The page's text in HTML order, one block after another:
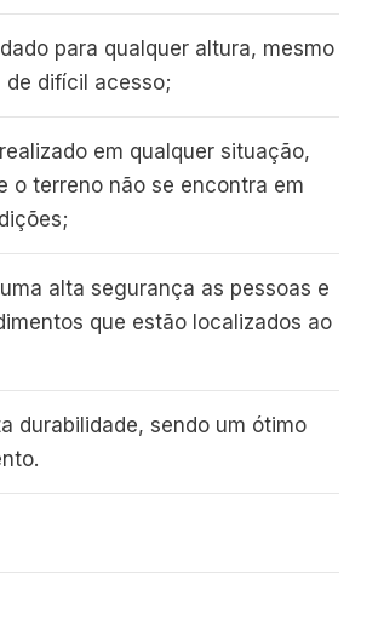
para qualquer altura, mesmo
de difícil acesso;
em qualquer situação,
o terreno não se encontra em
alta segurança as pessoas e
que estão localizados ao
durabilidade, sendo um ótimo